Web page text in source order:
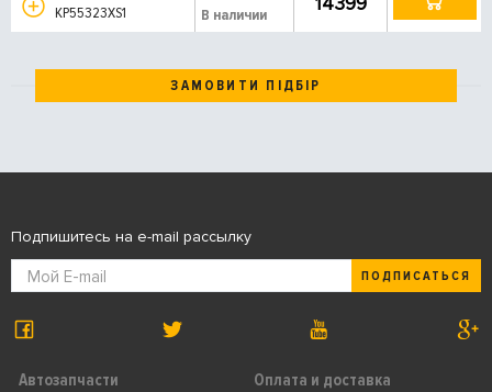
KP55323XS1
В наличии
ЗАМОВИТИ ПІДБІР
Автозапчасти
Оплата и доставка
Подпишитесь на e-mail рассылку
ПОДПИСАТЬСЯ